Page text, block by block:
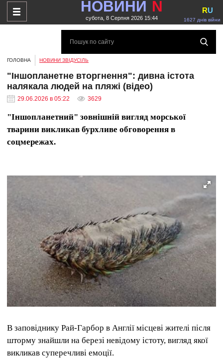
НОВИНИ N
субота, 8 Серпня 2026 15:44 1627 днів війни
RU
ГОЛОВНА НОВИНИ ЗВІДУСІЛЬ
"Іншопланетне вторгнення": дивна істота
налякала людей на пляжі (відео)
29.06.2026 в 05:22 3629
"Іншопланетний" зовнішній вигляд морської
тварини викликав бурхливе обговорення в
соцмережах.
В заповіднику Рай-Гарбор в Англії місцеві жителі після
шторму знайшли на березі невідому істоту, вигляд якої
викликав суперечливі емоції.